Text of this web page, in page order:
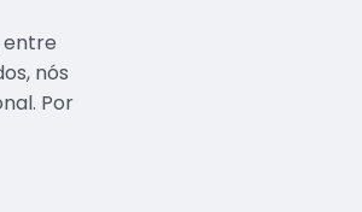
entre
nós
Por